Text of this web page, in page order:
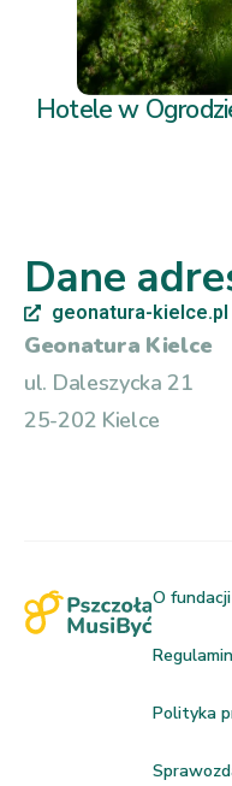
Hotele w
Dane
geonatura-kielce.pl
Geonatura Kielce
ul. Daleszycka 21
25-202 Kielce
O fundacji
Polityka